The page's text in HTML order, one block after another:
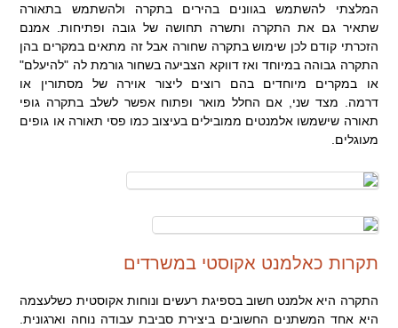
המלצתי להשתמש בגוונים בהירים בתקרה ולהשתמש בתאורה
שתאיר גם את התקרה ותשרה תחושה של גובה ופתיחות. אמנם
הזכרתי קודם לכן שימוש בתקרה שחורה אבל זה מתאים במקרים בהן
התקרה גבוהה במיוחד ואז דווקא הצביעה בשחור גורמת לה "להיעלם"
או במקרים מיוחדים בהם רוצים ליצור אוירה של מסתורין או
דרמה. מצד שני, אם החלל מואר ופתוח אפשר לשלב בתקרה גופי
תאורה שישמשו אלמנטים ממובילים בעיצוב כמו פסי תאורה או גופים
מעוגלים.
תקרות כאלמנט אקוסטי במשרדים
התקרה היא אלמנט חשוב בספיגת רעשים ונוחות אקוסטית כשלעצמה
היא אחד המשתנים החשובים ביצירת סביבת עבודה נוחה וארגונית.